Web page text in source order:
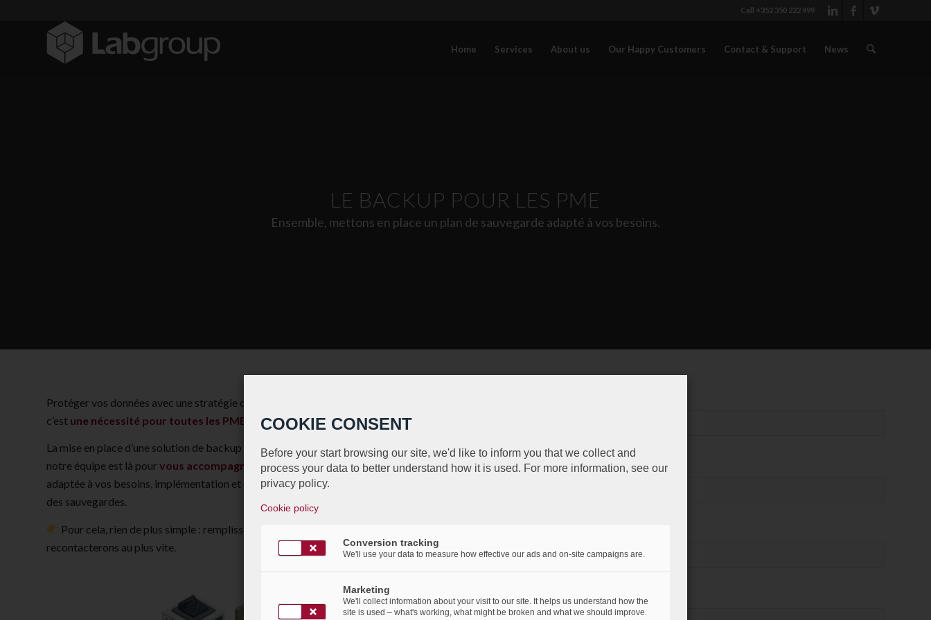
Call +352 350 222 999
Home Services About us Our Happy Customers Contact & Support News
LE BACKUP POUR LES PME
Ensemble, mettons en place un plan de sauvegarde adapté à vos besoins.
Protéger vos données avec une stratégie de sauvegarde solide n’est pas une option,
c’est une nécessité pour toutes les PME.
La mise en place d’une solution de backup peut sembler complexe. C’est pourquoi
notre équipe est là pour vous accompagner à chaque étape :choix de la solution
adaptée à vos besoins, implémentation et configuration, sécurité et automatisation
des sauvegardes.
Pour cela, rien de plus simple : remplissez ce formulaire et nous vous
recontacterons au plus vite.
Nom:
Société:
COOKIE CONSENT
Before your start browsing our site, we'd like to inform you that we collect and
process your data to better understand how it is used. For more information, see our
privacy policy.
Cookie policy
Conversion tracking
We'll use your data to measure how effective our ads and on-site campaigns are.
Marketing
We'll collect information about your visit to our site. It helps us understand how the
site is used – what's working, what might be broken and what we should improve.